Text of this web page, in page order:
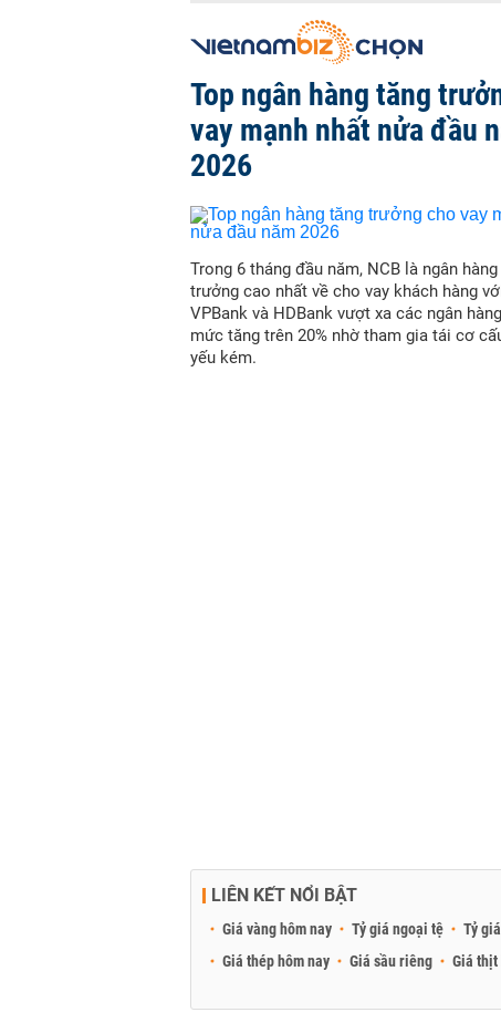
Top ngân hàng tăng
vay mạnh nhất nửa đầu
2026
Trong 6 tháng đầu năm, NCB là ngân
trưởng cao nhất về cho vay khách hàng
VPBank và HDBank vượt xa các ngân
mức tăng trên 20% nhờ tham gia tái cơ
yếu kém.
LIÊN KẾT NỔI BẬT
Giá vàng hôm nay Tỷ giá ngoại tệ Tỷ
Giá thép hôm nay
Giá sầu riêng Giá thịt